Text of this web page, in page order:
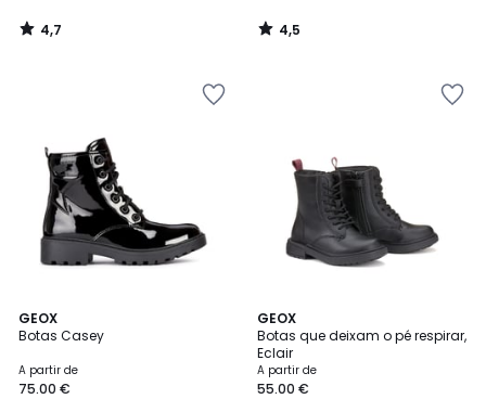
4,7
/
4,5
/
GEOX
Botas Casey
A partir de
75.00 €
5
/
GEOX
Botas que deixam o pé respirar,
Eclair
A partir de
55.00 €
4,5
/ 5